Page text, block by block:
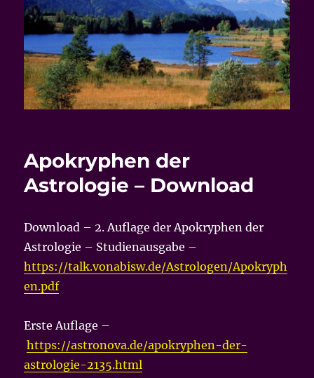
Apokryphen der
Astrologie – Download
Download – 2. Auflage der Apokryphen der
Astrologie – Studienausgabe –
https://talk.vonabisw.de/Astrologen/Apokryph
en.pdf
Erste Auflage –
https://astronova.de/apokryphen-der-
astrologie-2135.html